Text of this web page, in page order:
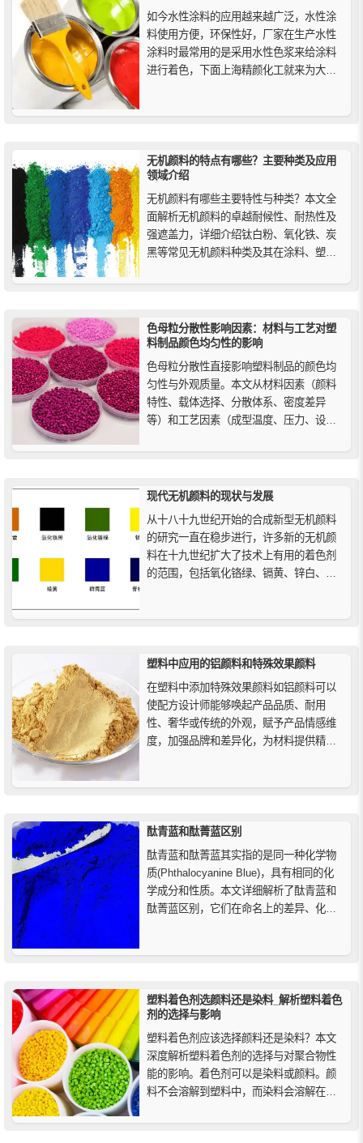
如今水性涂料的应用越来越广泛，水性涂
料使用方便，环保性好，厂家在生产水性
涂料时最常用的是采用水性色浆来给涂料
进行着色，下面上海精颜化工就来为大家
无机颜料的特点有哪些？主要种类及应用
领域介绍
无机颜料有哪些主要特性与种类？本文全
面解析无机颜料的卓越耐候性、耐热性及
强遮盖力，详细介绍钛白粉、氧化铁、炭
黑等常见无机颜料种类及其在涂料、塑
助您全面了解这一色彩的坚实基石与选择
色母粒分散性影响因素：材料与工艺对塑
料制品颜色均匀性的影响
色母粒分散性直接影响塑料制品的颜色均
匀性与外观质量。本文从材料因素（颜料
特性、载体选择、分散体系、密度差异
等）和工艺因素（成型温度、压力、设备
现代无机颜料的现状与发展
从十八十九世纪开始的合成新型无机颜料
的研究一直在稳步进行，许多新的无机颜
料在十九世纪扩大了技术上有用的着色剂
的范围，包括氧化铬绿、镉黄、锌白、群
纪第一批合成有机颜料问世后...
塑料中应用的铝颜料和特殊效果颜料
在塑料中添加特殊效果颜料如铝颜料可以
使配方设计师能够唤起产品品质、耐用
性、奢华或传统的外观，赋予产品情感维
度，加强品牌和差异化，为材料提供精
酞青蓝和酞菁蓝区别
酞青蓝和酞菁蓝其实指的是同一种化学物
质(Phthalocyanine Blue)，具有相同的化
学成分和性质。本文详细解析了酞青蓝和
酞菁蓝区别，它们在命名上的差异、化学
塑料着色剂选颜料还是染料_解析塑料着色
剂的选择与影响
塑料着色剂应该选择颜料还是染料？本文
深度解析塑料着色剂的选择与对聚合物性
能的影响。着色剂可以是染料或颜料。颜
料不会溶解到塑料中，而染料会溶解在塑
塑塑料零件的影响是复杂的。虽然它在项